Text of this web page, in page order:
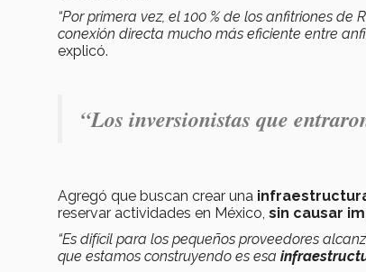
“Por primera vez, el 100 % de los anfitriones de
conexión directa mucho más eficiente entre
explicó.
“Los inversionistas que
Agregó que buscan crear una
reservar actividades en México, sin causar
“Es difícil para los pequeños proveedores
que estamos construyendo es esa i